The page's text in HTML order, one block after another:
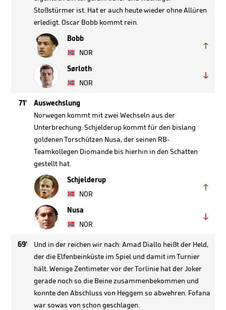
Stoßstürmer ist. Hat er auch heute wieder ohne Allüren
erledigt. Oscar Bobb kommt rein.
Bobb
NOR

Sørloth
NOR

71'
Auswechslung
Norwegen kommt mit zwei Wechseln aus der
Unterbrechung. Schjelderup kommt für den bislang
goldenen Torschützen Nusa, der seinen RB-
Teamkollegen Diomande bis hierhin in den Schatten
gestellt hat.
Schjelderup
NOR

Nusa
NOR

69'
Und in der reichen wir nach: Amad Diallo heißt der Held,
der die Elfenbeinküste im Spiel und damit im Turnier
hält. Wenige Zentimeter vor der Torlinie hat der Joker
gerade noch so die Beine zusammenbekommen und
konnte den Abschluss von Heggem so abwehren. Fofana
war sowas von schon geschlagen.